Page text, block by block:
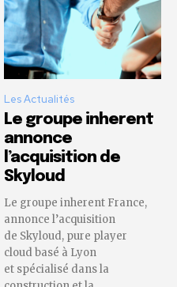
Les Actualités
Le groupe inherent
annonce
l’acquisition de
Skyloud
Le groupe inherent France,
annonce l’acquisition
de Skyloud, pure player
cloud basé à Lyon
et spécialisé dans la